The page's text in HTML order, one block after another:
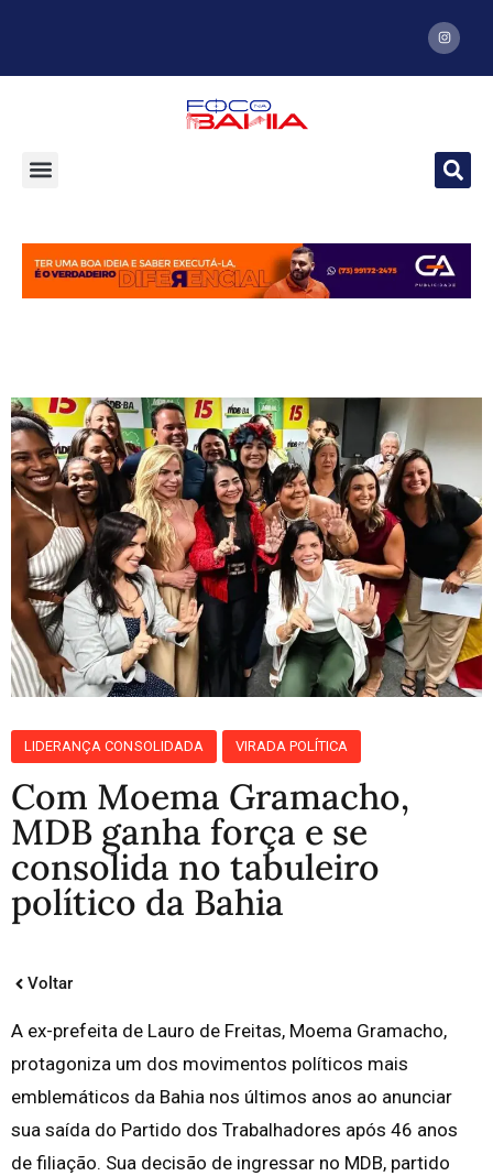
LIDERANÇA CONSOLIDADA VIRADA POLÍTICA
Com Moema Gramacho,
MDB ganha força e se
consolida no tabuleiro
político da Bahia
Voltar
A ex-prefeita de Lauro de Freitas, Moema Gramacho,
protagoniza um dos movimentos políticos mais
emblemáticos da Bahia nos últimos anos ao anunciar
sua saída do Partido dos Trabalhadores após 46 anos
de filiação. Sua decisão de ingressar no MDB, partido